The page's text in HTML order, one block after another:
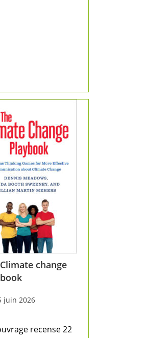
change
juin 2026
recense 22